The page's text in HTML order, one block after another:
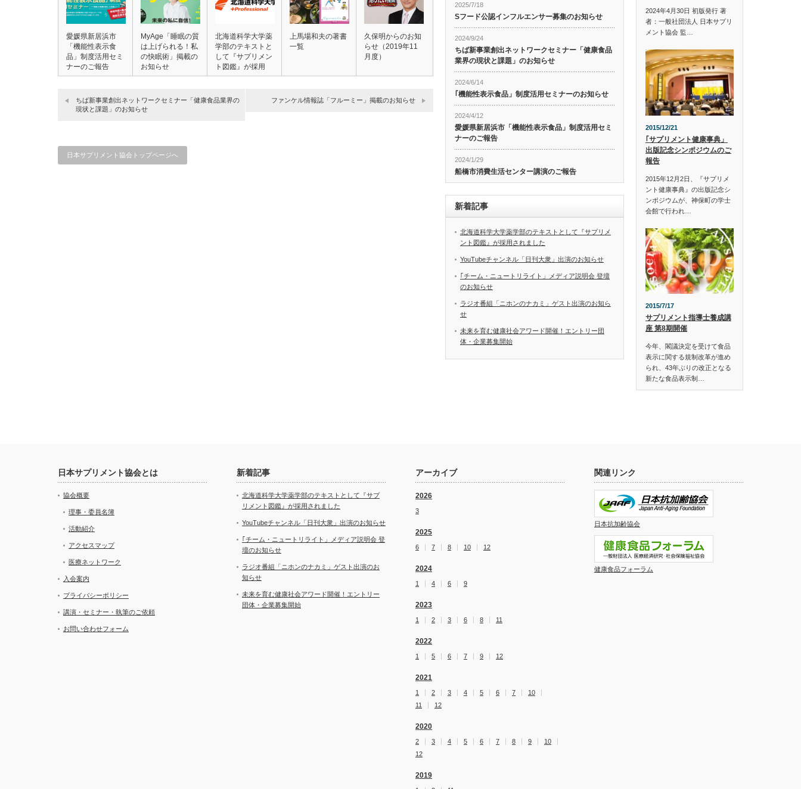
愛媛県新居浜市
「機能性表示食
品」制度活用セミ
ナーのご報告
MyAge「睡眠の質
は上げられる！私
の快眠術」掲載の
お知らせ
北海道科学大学薬
学部のテキストと
して『サプリメン
ト図鑑』が採用
さ…
上馬場和夫の著書
一覧
久保明からのお知
らせ（2019年11
月度）
ちば新事業創出ネットワークセミナー「健康食品業界の
現状と課題」のお知らせ
ファンケル情報誌「フルーミー」掲載のお知らせ
日本サプリメント協会トップページへ
2025/7/18
Sフード公認インフルエンサー募集のお知らせ
2024/9/24
ちば新事業創出ネットワークセミナー「健康食品
業界の現状と課題」のお知らせ
2024/6/14
｢機能性表示食品」制度活用セミナーのお知らせ
2024/4/12
愛媛県新居浜市「機能性表示食品」制度活用セミ
ナーのご報告
2024/1/29
船橋市消費生活センター講演のご報告
新着記事
北海道科学大学薬学部のテキストとして『サプリメ
ント図鑑』が採用されました
YouTubeチャンネル「日刊大衆」出演のお知らせ
｢チーム・ニュートリライト」メディア説明会 登壇
のお知らせ
ラジオ番組「ニホンのナカミ」ゲスト出演のお知ら
せ
未来を育む健康社会アワード開催！エントリー団
体・企業募集開始
2024年4月30日 初版発行 著
者：一般社団法人 日本サプリ
メント協会 監…
2015/12/21
｢サプリメント健康事典」
出版記念シンポジウムのご
報告
2015年12月2日、『サプリメ
ント健康事典』の出版記念シ
ンポジウムが、神保町の学士
会館で行われ…
2015/7/17
サプリメント指導士養成講
座 第8期開催
今年、閣議決定を受けて食品
表示に関する規制改革が進め
られ、43年ぶりの改正となる
新たな食品表示制…
日本サプリメント協会とは
協会概要
理事・委員名簿
活動紹介
アクセスマップ
医療ネットワーク
入会案内
プライバシーポリシー
講演・セミナー・執筆のご依頼
お問い合わせフォーム
新着記事
北海道科学大学薬学部のテキストとして『サプ
リメント図鑑』が採用されました
YouTubeチャンネル「日刊大衆」出演のお知らせ
｢チーム・ニュートリライト」メディア説明会 登
壇のお知らせ
ラジオ番組「ニホンのナカミ」ゲスト出演のお
知らせ
未来を育む健康社会アワード開催！エントリー
団体・企業募集開始
アーカイブ
2026
3
2025
6 7 8 10 12
2024
1 4 6 9
2023
1 2 3 6 8 11
2022
1 5 6 7 9 12
2021
1 2 3 4 5 6 7
10
11
12
2020
2 3 4 5 6 7 8 9
10
12
2019
関連リンク
日本抗加齢協会
健康食品フォーラム